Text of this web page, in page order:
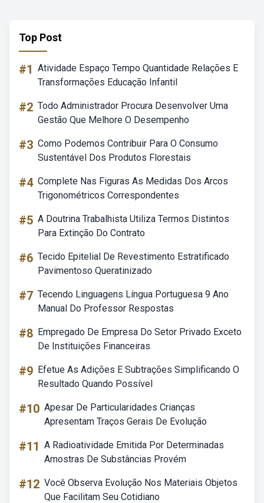
Top Post
#1 Atividade Espaço Tempo Quantidade Relações E
Transformações Educação Infantil
#2 Todo Administrador Procura Desenvolver Uma
Gestão Que Melhore O Desempenho
#3 Como Podemos Contribuir Para O Consumo
Sustentável Dos Produtos Florestais
#4 Complete Nas Figuras As Medidas Dos Arcos
Trigonométricos Correspondentes
#5 A Doutrina Trabalhista Utiliza Termos Distintos
Para Extinção Do Contrato
#6 Tecido Epitelial De Revestimento Estratificado
Pavimentoso Queratinizado
#7 Tecendo Linguagens Língua Portuguesa 9 Ano
Manual Do Professor Respostas
#8 Empregado De Empresa Do Setor Privado Exceto
De Instituições Financeiras
#9 Efetue As Adições E Subtrações Simplificando O
Resultado Quando Possível
#10 Apesar De Particularidades Crianças
Apresentam Traços Gerais De Evolução
#11 A Radioatividade Emitida Por Determinadas
Amostras De Substâncias Provém
#12 Você Observa Evolução Nos Materiais Objetos
Que Facilitam Seu Cotidiano